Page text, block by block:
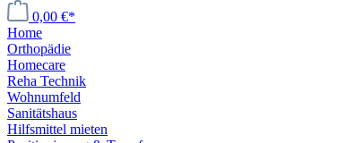
0,00 €*
Home
Orthopädie
Homecare
Reha Technik
Wohnumfeld
Sanitätshaus
Hilfsmittel mieten